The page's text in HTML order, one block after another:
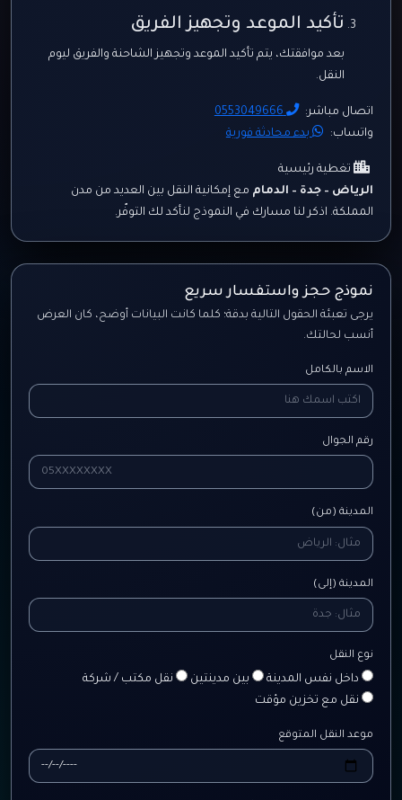
تأكيد الموعد وتجهيز الفريق
بعد موافقتك، يتم تأكيد الموعد وتجهيز الشاحنة والفريق ليوم
النقل.
اتصال مباشر:
0553049666
واتساب:
بدء محادثة فورية
تغطية رئيسية
الرياض – جدة – الدمام مع إمكانية النقل بين العديد من مدن
المملكة. اذكر لنا مسارك في النموذج لنأكد لك التوفّر.
نموذج حجز واستفسار سريع
يرجى تعبئة الحقول التالية بدقة؛ كلما كانت البيانات أوضح، كان العرض
أنسب لحالتك.
الاسم بالكامل
رقم الجوال
المدينة (من)
المدينة (إلى)
نوع النقل
داخل نفس المدينة بين مدينتين
نقل مكتب / شركة
نقل مع تخزين مؤقت
موعد النقل المتوقع